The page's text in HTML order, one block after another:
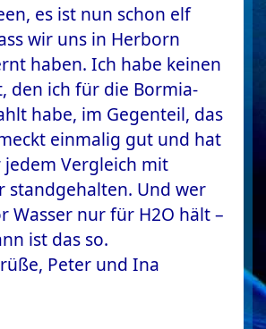
es ist nun schon elf
wir uns in Herborn
haben. Ich habe keinen
den ich für die Bormia-
habe, im Gegenteil, das
einmalig gut und hat
jedem Vergleich mit
standgehalten. Und wer
Wasser nur für H2O hält –
ist das so.
Peter und Ina